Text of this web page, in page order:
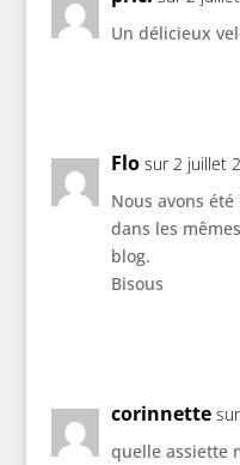
Un délicieux
Flo sur 2 juillet
Nous avons
dans les
blog.
Bisous
corinnette
quelle assiette